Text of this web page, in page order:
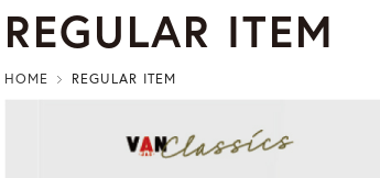
REGULAR ITEM
HOME REGULAR ITEM